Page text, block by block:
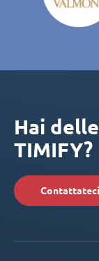
Hai
TIMIFY?
Contattateci